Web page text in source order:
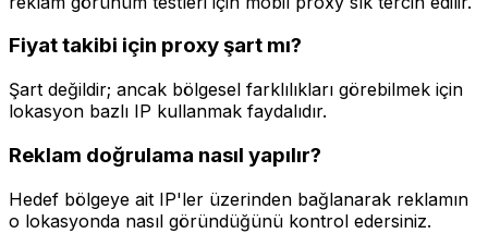
Fiyat takibi için proxy şart mı?
Şart değildir; ancak bölgesel farklılıkları görebilmek için
lokasyon bazlı IP kullanmak faydalıdır.
Reklam doğrulama nasıl yapılır?
Hedef bölgeye ait IP'ler üzerinden bağlanarak reklamın
o lokasyonda nasıl göründüğünü kontrol edersiniz.